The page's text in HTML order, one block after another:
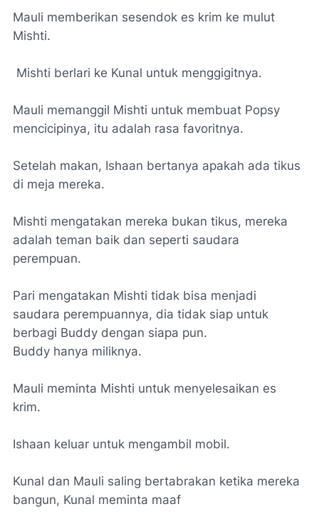
Mauli memberikan sesendok es krim ke mulut
Mishti.
Mishti berlari ke Kunal untuk menggigitnya.
Mauli memanggil Mishti untuk membuat Popsy
mencicipinya, itu adalah rasa favoritnya.
Setelah makan, Ishaan bertanya apakah ada tikus
di meja mereka.
Mishti mengatakan mereka bukan tikus, mereka
adalah teman baik dan seperti saudara
perempuan.
Pari mengatakan Mishti tidak bisa menjadi
saudara perempuannya, dia tidak siap untuk
berbagi Buddy dengan siapa pun.
Buddy hanya miliknya.
Mauli meminta Mishti untuk menyelesaikan es
krim.
Ishaan keluar untuk mengambil mobil.
Kunal dan Mauli saling bertabrakan ketika mereka
bangun, Kunal meminta maaf